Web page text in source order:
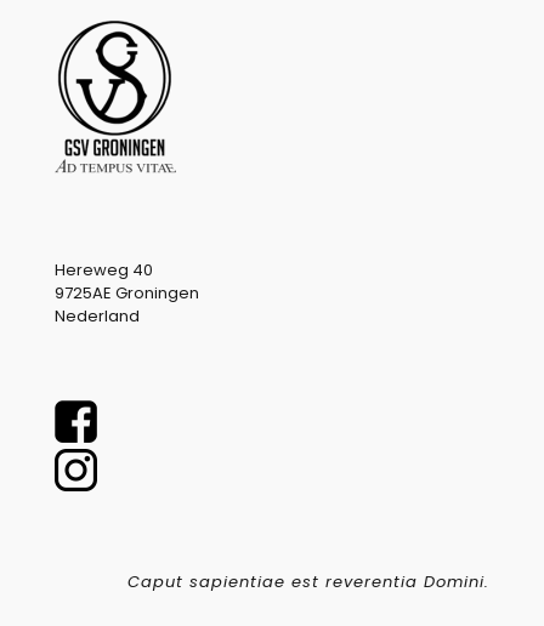
Hereweg 40
9725AE Groningen
Nederland
Caput sapientiae est reverentia Domini.